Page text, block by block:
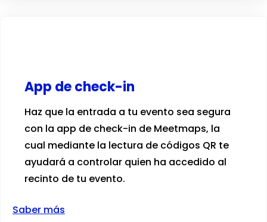
App de check-in
Haz que la entrada a tu evento sea segura
con la app de check-in de Meetmaps, la
cual mediante la lectura de códigos QR te
ayudará a controlar quien ha accedido al
recinto de tu evento.
Saber más